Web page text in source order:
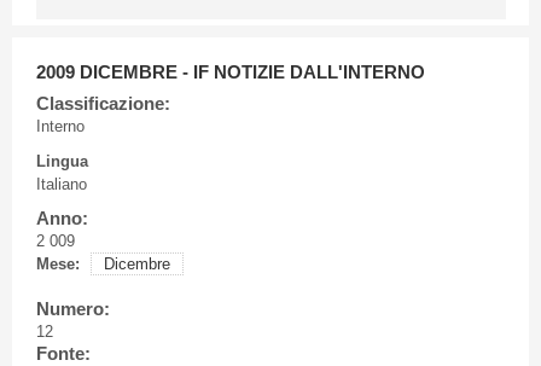
2009 DICEMBRE - IF NOTIZIE DALL'INTERNO
Classificazione:
Interno
Lingua
Italiano
Anno:
2 009
Mese:
Dicembre
Numero:
12
Fonte: